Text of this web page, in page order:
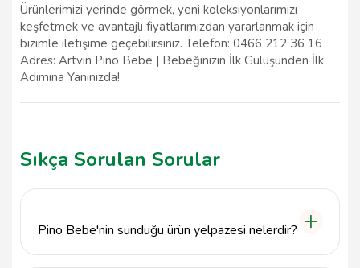
Ürünlerimizi yerinde görmek, yeni koleksiyonlarımızı
keşfetmek ve avantajlı fiyatlarımızdan yararlanmak için
bizimle iletişime geçebilirsiniz. Telefon: 0466 212 36 16
Adres: Artvin Pino Bebe | Bebeğinizin İlk Gülüşünden İlk
Adımına Yanınızda!
Sıkça Sorulan Sorular
Pino Bebe'nin sunduğu ürün yelpazesi nelerdir?